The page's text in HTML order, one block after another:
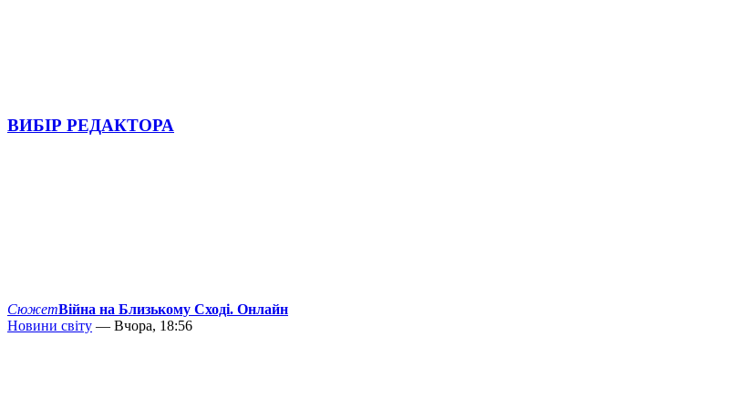
ВИБІР РЕДАКТОРА
СюжетВійна на Близькому Сході. Онлайн
Новини світу — Вчора, 18:56